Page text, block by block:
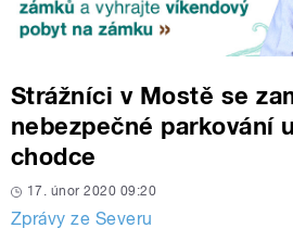
Strážníci v Mostě se
nebezpečné parkování
chodce
17. únor 2020 09:20
Zprávy ze Severu